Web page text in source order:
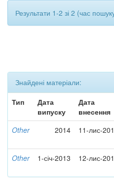
Результати 1-2 зі 2 (час
Знайдені матеріали:
Тип
Дата
випуску
Дата
внесення
Other 2014 11-лис-
Other 1-січ-2013 12-лис-